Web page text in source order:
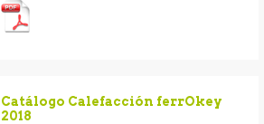
Catálogo Calefacción ferrOkey
2018